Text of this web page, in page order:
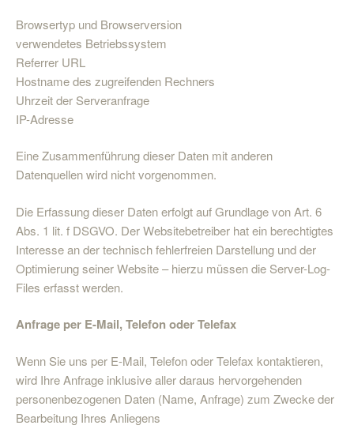
Browsertyp und Browserversion
verwendetes Betriebssystem
Referrer URL
Hostname des zugreifenden Rechners
Uhrzeit der Serveranfrage
IP-Adresse
Eine Zusammenführung dieser Daten mit anderen
Datenquellen wird nicht vorgenommen.
Die Erfassung dieser Daten erfolgt auf Grundlage von Art. 6
Abs. 1 lit. f DSGVO. Der Websitebetreiber hat ein berechtigtes
Interesse an der technisch fehlerfreien Darstellung und der
Optimierung seiner Website – hierzu müssen die Server-Log-
Files erfasst werden.
Anfrage per E-Mail, Telefon oder Telefax
Wenn Sie uns per E-Mail, Telefon oder Telefax kontaktieren,
wird Ihre Anfrage inklusive aller daraus hervorgehenden
personenbezogenen Daten (Name, Anfrage) zum Zwecke der
Bearbeitung Ihres Anliegens